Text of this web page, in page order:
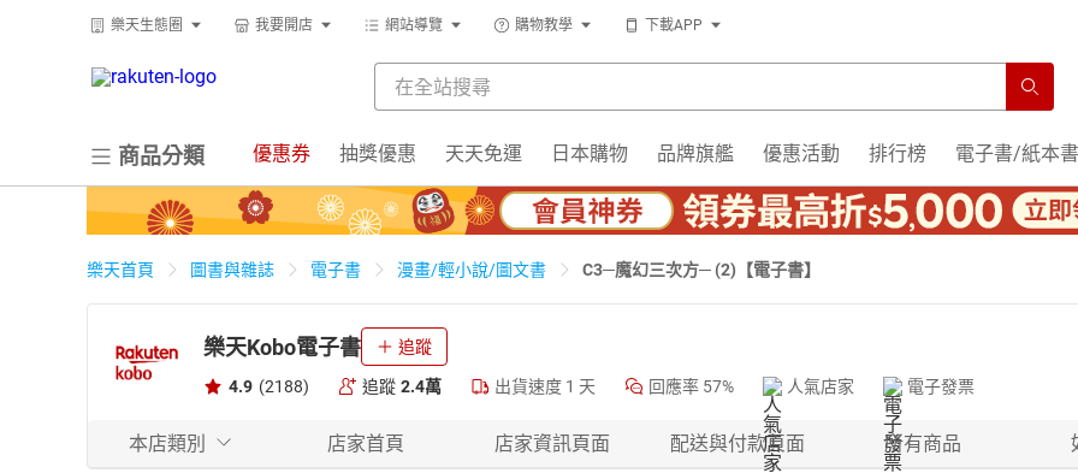
樂天生態圈 我要開店 網站導覽 購物教學 下載APP
商品分類 優惠券 抽獎優惠 天天免運 日本購物 品牌旗艦 優惠活動 排行榜 電子書/紙本書
樂天首頁 圖書與雜誌 電子書 漫畫/輕小說/圖文書 C3─魔幻三次方─ (2)【電子書】
樂天Kobo電子書 追蹤
4.9 (2188) 追蹤 2.4萬 出貨速度 1 天 回應率 57% 人氣店家 電子發票
本店類別 店家首頁 店家資訊頁面 配送與付款頁面 所有商品